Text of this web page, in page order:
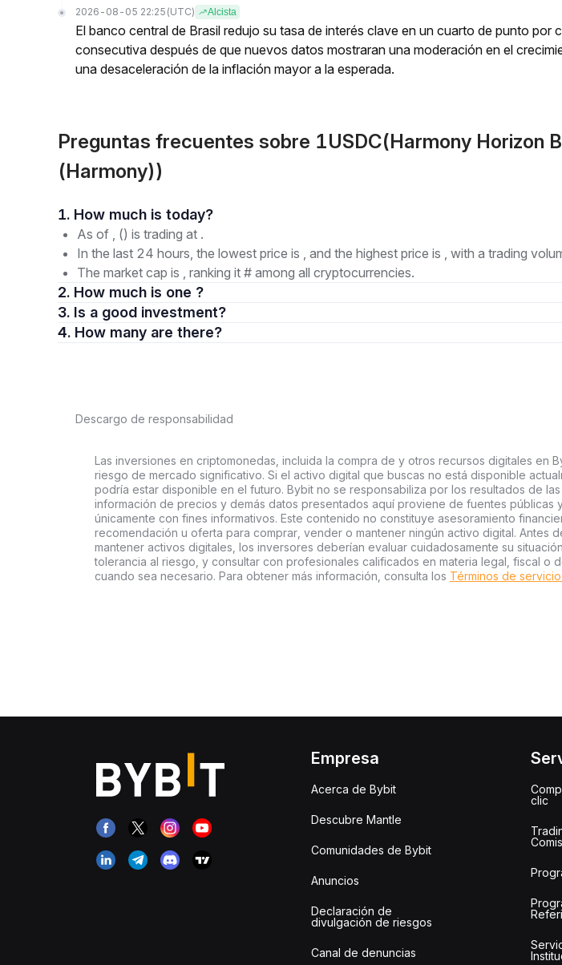
2026-08-05 22:25 (UTC) Alcista
El banco central de Brasil redujo su tasa de interés clave en un cuarto de punto por
consecutiva después de que nuevos datos mostraran una moderación en el
una desaceleración de la inflación mayor a la esperada.
Preguntas frecuentes sobre 1USDC(Harmony Horizon
(Harmony))
1. How much is today?
As of , () is trading at .
In the last 24 hours, the lowest price is , and the highest price is , with a trading
The market cap is , ranking it # among all cryptocurrencies.
2. How much is one ?
3. Is a good investment?
4. How many are there?
Descargo de responsabilidad
Las inversiones en criptomonedas, incluida la compra de y otros recursos digitales en
riesgo de mercado significativo. Si el activo digital que buscas no está disponible
podría estar disponible en el futuro. Bybit no se responsabiliza por los resultados de las
información de precios y demás datos presentados aquí proviene de fuentes públicas
únicamente con fines informativos. Este contenido no constituye asesoramiento
recomendación u oferta para comprar, vender o mantener ningún activo digital. Antes
mantener activos digitales, los inversores deberían evaluar cuidadosamente su
tolerancia al riesgo, y consultar con profesionales calificados en materia legal, fiscal o
cuando sea necesario. Para obtener más información, consulta los Términos de
Empresa
Acerca de Bybit
Descubre Mantle
Comunidades de Bybit
Anuncios
Declaración de
divulgación de riesgos
Canal de denuncias
clic